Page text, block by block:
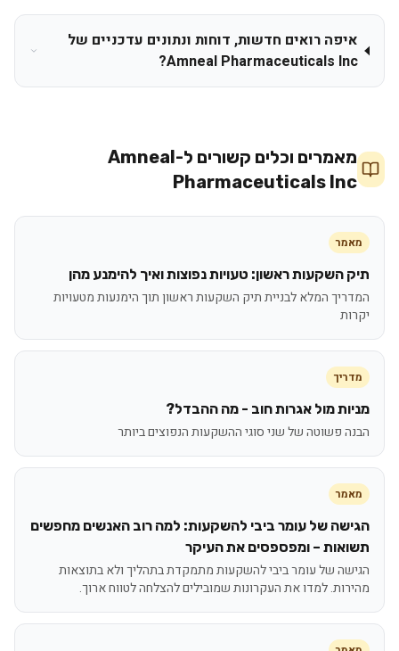
איפה רואים חדשות, דוחות ונתונים עדכניים של
Amneal Pharmaceuticals Inc?
מאמרים וכלים קשורים ל-Amneal
Pharmaceuticals Inc
מאמר
תיק השקעות ראשון: טעויות נפוצות ואיך להימנע מהן
המדריך המלא לבניית תיק השקעות ראשון תוך הימנעות מטעויות
יקרות
מדריך
מניות מול אגרות חוב - מה ההבדל?
הבנה פשוטה של שני סוגי ההשקעות הנפוצים ביותר
מאמר
הגישה של עומר ביבי להשקעות: למה רוב האנשים מחפשים
תשואות – ומפספסים את העיקר
הגישה של עומר ביבי להשקעות מתמקדת בתהליך ולא בתוצאות
מהירות. למדו את העקרונות שמובילים להצלחה לטווח ארוך.